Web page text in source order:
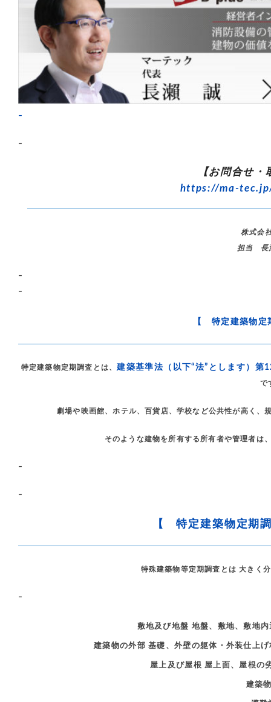
–
–
【お問合せ
https://ma-
株式会
担当 長
–
–
【 特定建築物
特定建築物定期調査とは、建築基準法（以下“法”とします）
で
劇場や映画館、ホテル、百貨店、学校など公共性が高く、
そのような建物を所有する所有者や管理者は
–
–
【 特定建築物定期
特殊建築物等定期調査とは 大きく
–
敷地及び地盤 地盤、敷地、敷地
建築物の外部 基礎、外壁の躯体・外装仕上
屋上及び屋根 屋上面、屋根の
建築